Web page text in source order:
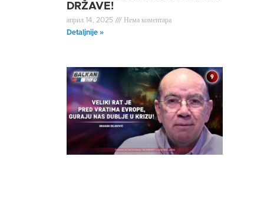
DRŽAVE!
април 14, 2025
Нема коментара
Detaljnije »